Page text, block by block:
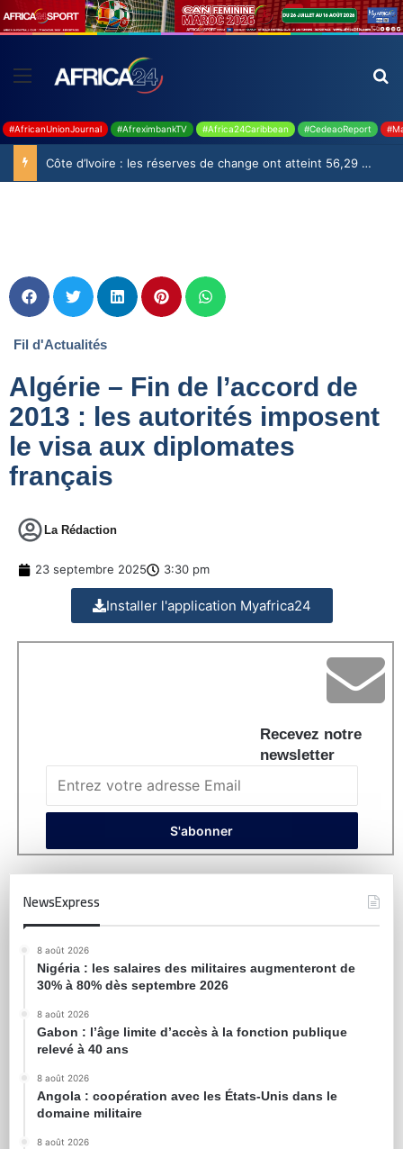
#AfricanUnionJournal #AfreximbankTV #Africa24Caribbean #CedeaoReport
Côte d’Ivoire : les réserves de change ont atteint 56,29 milliards USD en juillet
Fil d'Actualités
Algérie – Fin de l’accord de
2013 : les autorités imposent
le visa aux diplomates
français
La Rédaction
23 septembre 2025 3:30 pm
Installer l'application Myafrica24
Recevez notre
newsletter
NewsExpress
8 août 2026
Nigéria : les salaires des militaires augmenteront de
30% à 80% dès septembre 2026
8 août 2026
Gabon : l’âge limite d’accès à la fonction publique
relevé à 40 ans
8 août 2026
Angola : coopération avec les États-Unis dans le
domaine militaire
8 août 2026